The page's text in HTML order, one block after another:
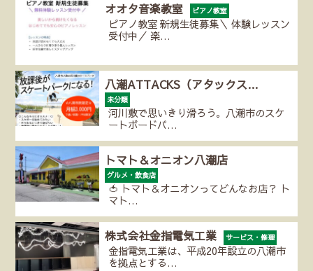
オオタ音楽教室 ピアノ教室
ピアノ教室 新規生徒募集＼ 体験レッスン
受付中／ 楽…
八潮ATTACKS（アタックス…
未分類
河川敷で思いきり滑ろう。八潮市のスケ
ートボードパ…
トマト＆オニオン八潮店
グルメ・飲食店
🍅 トマト＆オニオンってどんなお店？ ト
マト…
株式会社金指電気工業 サービス・修理
金指電気工業は、平成20年設立の八潮市
を拠点とする…